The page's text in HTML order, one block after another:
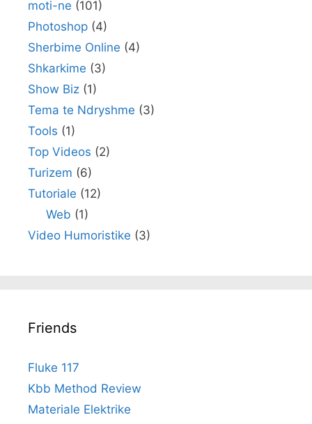
moti-ne (101)
Photoshop (4)
Sherbime Online (4)
Shkarkime (3)
Show Biz (1)
Tema te Ndryshme (3)
Tools (1)
Top Videos (2)
Turizem (6)
Tutoriale (12)
Web (1)
Video Humoristike (3)
Friends
Fluke 117
Kbb Method Review
Materiale Elektrike